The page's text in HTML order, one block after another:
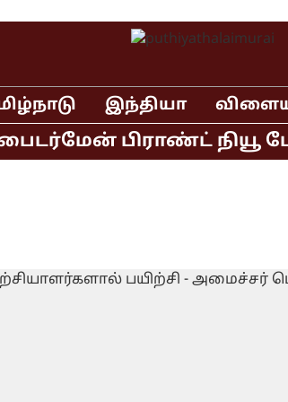
இந்தியா
பிராண்ட் நியூ டே